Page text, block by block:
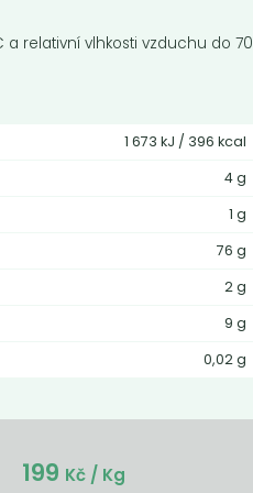
Semínka máku jsou vhodná pro
Do košíku:
199 Kč/ Kg
a relativní vlhkosti vzduchu do 70
1 673 kJ / 396 kcal
4 g
1 g
76 g
2 g
9 g
0,02 g